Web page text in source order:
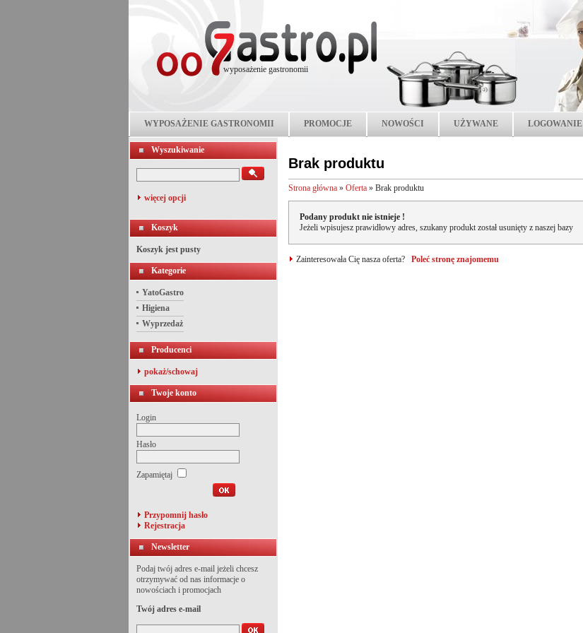
wyposażenie gastronomii
WYPOSAŻENIE GASTRONOMII PROMOCJE NOWOŚCI UŻYWANE LOGOWANIE
Wyszukiwanie
więcej opcji
Koszyk
Koszyk jest pusty
Kategorie
YatoGastro
Higiena
Wyprzedaż
Producenci
pokaż/schowaj
Twoje konto
Login
Hasło
Zapamiętaj
Przypomnij hasło
Rejestracja
Newsletter
Podaj twój adres e-mail jeżeli chcesz
otrzymywać od nas informacje o
nowościach i promocjach
Twój adres e-mail
Brak produktu
Strona główna » Oferta » Brak produktu
Podany produkt nie istnieje !
Jeżeli wpisujesz prawidłowy adres, szukany produkt został usunięty z naszej bazy
Zainteresowała Cię nasza oferta? Poleć stronę znajomemu